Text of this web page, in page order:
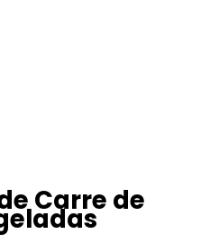
Carre de